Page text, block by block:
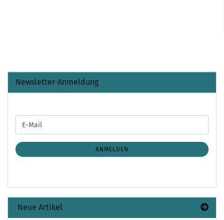
Newsletter-Anmeldung
ZUR
ANMELDUNG
E-
Mail
ANMELDEN
Neue Artikel